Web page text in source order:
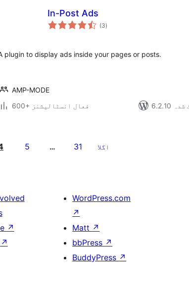
In-Post Ads
(3مجموعی
درجہ
)
plugin to display ads inside your pages or posts.
AMP-MODE
600+ فعال انسٹالیشنز
شدہ
5 … 31 اگلا
↗
↗
WordPress.com
↗
Matt ↗
bbPress ↗
BuddyPress ↗